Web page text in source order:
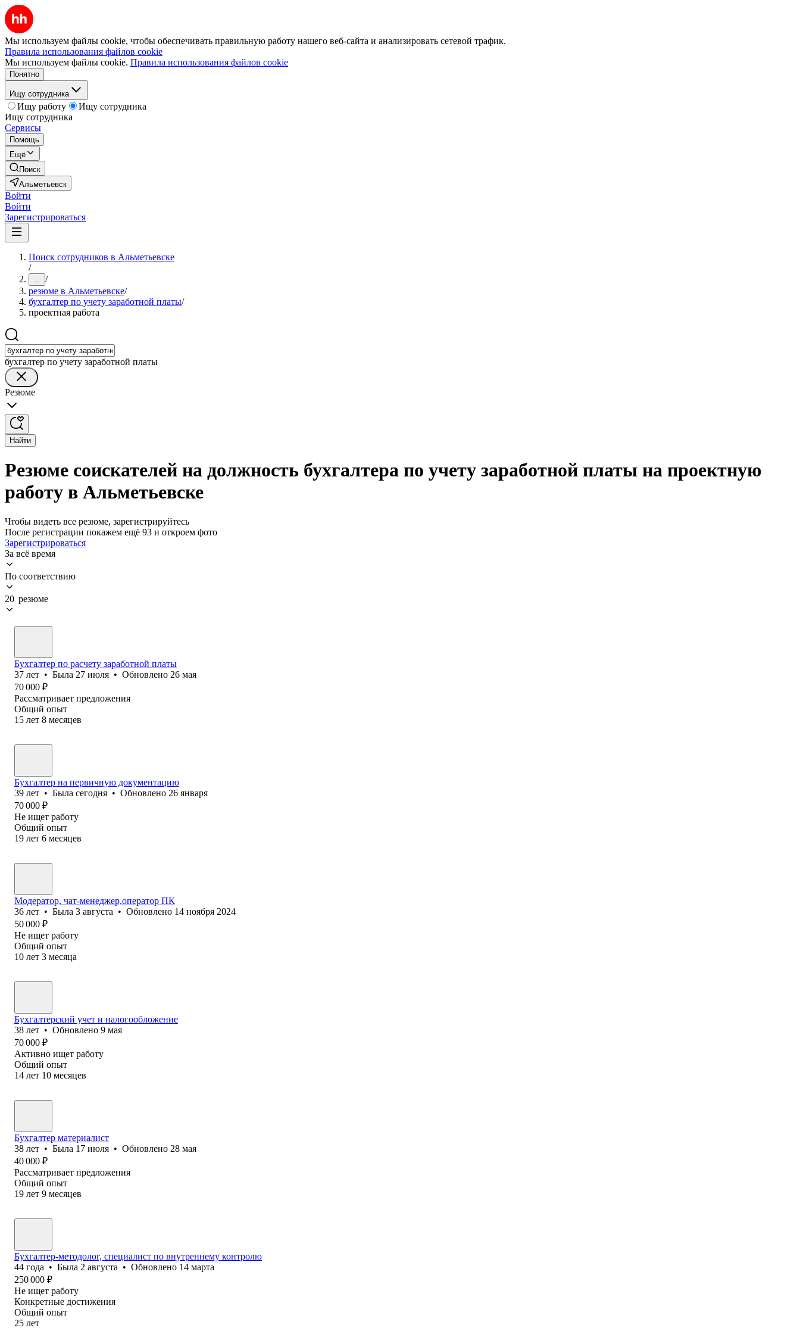
Мы используем файлы cookie, чтобы обеспечивать правильную работу нашего веб-сайта и анализировать сетевой трафик.
Правила использования файлов cookie
Мы используем файлы cookie. Правила использования файлов cookie
Понятно
Ищу сотрудника
Ищу работу
Ищу сотрудника
Ищу сотрудника
Сервисы
Помощь
Ещё
Поиск
Альметьевск
Войти
Войти
Зарегистрироваться
Поиск сотрудников в Альметьевске
/
... /
резюме в Альметьевске/
бухгалтер по учету заработной платы/
проектная работа
бухгалтер по учету заработной платы
Резюме
Найти
Резюме соискателей на должность бухгалтера по учету заработной платы на проектную
работу в Альметьевске
Чтобы видеть все резюме, зарегистрируйтесь
После регистрации покажем ещё 93 и откроем фото
Зарегистрироваться
За всё время
По соответствию
20 резюме
Бухгалтер по расчету заработной платы
37 лет • Была 27 июля • Обновлено 26 мая
70 000 ₽
Рассматривает предложения
Общий опыт
15 лет 8 месяцев
Бухгалтер на первичную документацию
39 лет • Была сегодня • Обновлено 26 января
70 000 ₽
Не ищет работу
Общий опыт
19 лет 6 месяцев
Модератор, чат-менеджер,оператор ПК
36 лет • Была 3 августа • Обновлено 14 ноября 2024
50 000 ₽
Не ищет работу
Общий опыт
10 лет 3 месяца
Бухгалтерский учет и налогообложение
38 лет • Обновлено 9 мая
70 000 ₽
Активно ищет работу
Общий опыт
14 лет 10 месяцев
Бухгалтер материалист
38 лет • Была 17 июля • Обновлено 28 мая
40 000 ₽
Рассматривает предложения
Общий опыт
19 лет 9 месяцев
Бухгалтер-методолог, специалист по внутреннему контролю
44 года • Была 2 августа • Обновлено 14 марта
250 000 ₽
Не ищет работу
Конкретные достижения
Общий опыт
25 лет